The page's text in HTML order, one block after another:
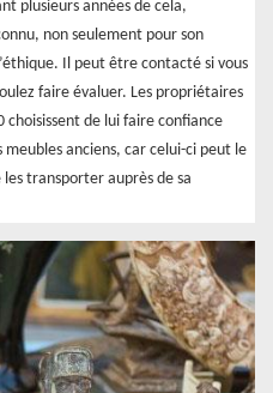
plusieurs années de cela,
non seulement pour son
Il peut être contacté si vous
faire évaluer. Les propriétaires
choisissent de lui faire confiance
anciens, car celui-ci peut le
les transporter auprès de sa